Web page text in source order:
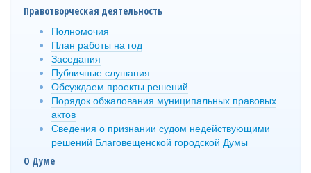
Правотворческая деятельность
Полномочия
План работы на год
Заседания
Публичные слушания
Обсуждаем проекты решений
Порядок обжалования муниципальных правовых
актов
Сведения о признании судом недействующими
решений Благовещенской городской Думы
О Думе